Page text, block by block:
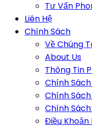
Tư Vấn
Liên Hệ
Chính Sách
Về Chúng
About Us
Thông Tin
Chính
Chính
Chính
Điều Khoản